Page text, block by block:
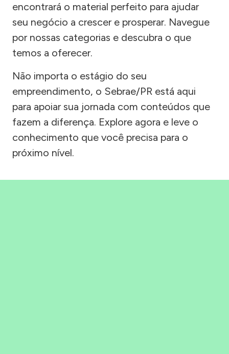
encontrará o material perfeito para ajudar
seu negócio a crescer e prosperar. Navegue
por nossas categorias e descubra o que
temos a oferecer.
Não importa o estágio do seu
empreendimento, o Sebrae/PR está aqui
para apoiar sua jornada com conteúdos que
fazem a diferença. Explore agora e leve o
conhecimento que você precisa para o
próximo nível.